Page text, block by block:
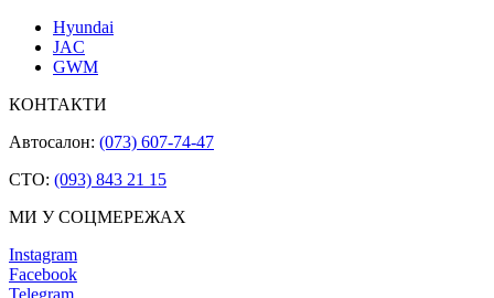
Hyundai
JAC
GWM
КОНТАКТИ
Автосалон: (073) 607-74-47
СТО: (093) 843 21 15
МИ У СОЦМЕРЕЖАХ
Instagram
Facebook
Telegram